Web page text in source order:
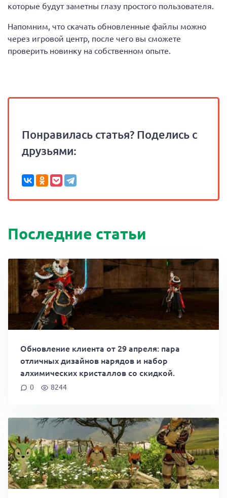
которые будут заметны глазу простого пользователя.
Напомним, что скачать обновленные файлы можно
через игровой центр, после чего вы сможете
проверить новинку на собственном опыте.
Понравилась статья? Поделись с
друзьями:
Последние статьи
Обновление клиента от 29 апреля: пара
отличных дизайнов нарядов и набор
алхимических кристаллов со скидкой.
0 8244